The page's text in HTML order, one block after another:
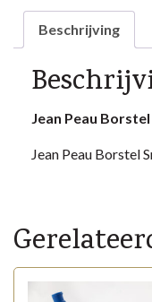
Beschrijving
Jean Peau
Jean Peau Borstel